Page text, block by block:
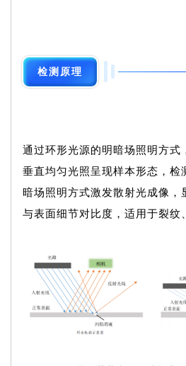
检测原理
通过环形光源的明暗场照明方式
垂直均匀光照呈现样本形态，检
暗场照明方式激发散射光成像，
与表面细节对比度，适用于裂纹